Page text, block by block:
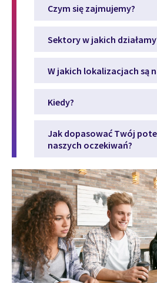
Czym się zajmujemy?
Sektory w jakich
W jakich lokalizacjach są
Kiedy?
Jak dopasować Twój
naszych oczekiwań?